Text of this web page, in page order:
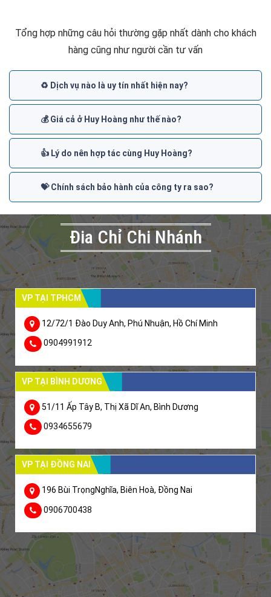
Tổng hợp những câu hỏi thường gặp nhất dành cho khách
hàng cũng như người cần tư vấn
♻️ Dịch vụ nào là uy tín nhất hiện nay?
💰 Giá cả ở Huy Hoàng như thế nào?
👍 Lý do nên hợp tác cùng Huy Hoàng?
💝 Chính sách bảo hành của công ty ra sao?
Đia Chỉ Chi Nhánh
VP TẠI TPHCM
12/72/1 Đào Duy Anh, Phú Nhuận, Hồ Chí Minh
0904991912
VP TẠI BÌNH DƯƠNG
51/11 Ấp Tây B, Thị Xã Dĩ An, Bình Dương
0934655679
VP TẠI ĐỒNG NAI
196 Bùi TrọngNghĩa, Biên Hoà, Đồng Nai
0906700438